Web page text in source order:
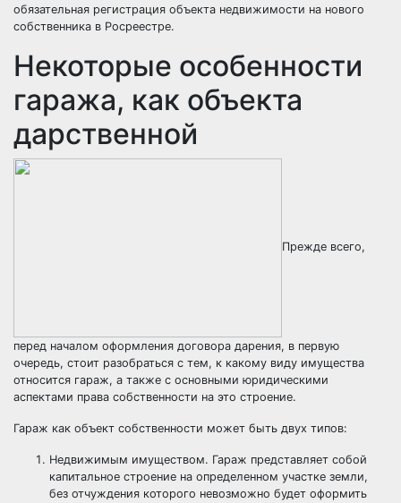
обязательная регистрация объекта недвижимости на нового
собственника в Росреестре.
Некоторые особенности
гаража, как объекта
дарственной
Прежде всего,
перед началом оформления договора дарения, в первую
очередь, стоит разобраться с тем, к какому виду имущества
относится гараж, а также с основными юридическими
аспектами права собственности на это строение.
Гараж как объект собственности может быть двух типов:
Недвижимым имуществом. Гараж представляет собой
капитальное строение на определенном участке земли,
без отчуждения которого невозможно будет оформить